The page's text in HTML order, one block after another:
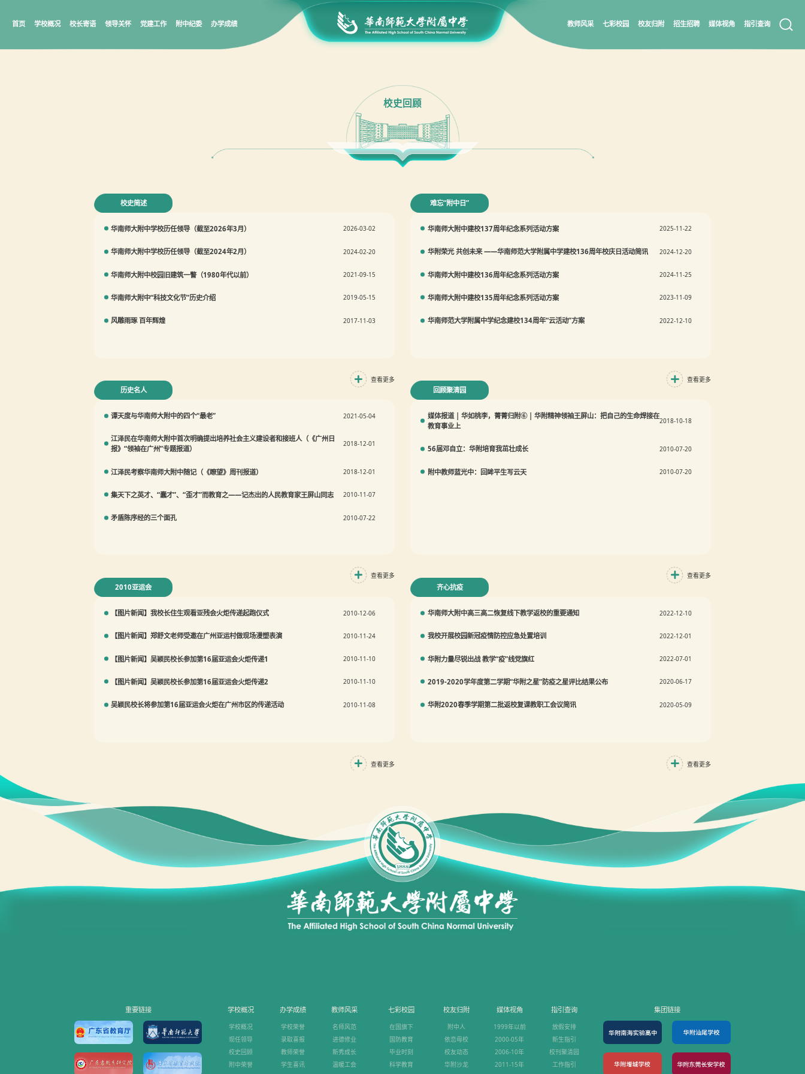
首页 学校概况 校长寄语 领导关怀 党建工作 附中纪委 办学成绩 教师风采 七彩校园 校友归附 招生招聘 媒体视角 指引查询
校史回顾
校史简述
华南师大附中学校历任领导（截至2026年3月） 2026-03-02
华南师大附中学校历任领导（截至2024年2月） 2024-02-20
华南师大附中校园旧建筑一瞥（1980年代以前） 2021-09-15
华南师大附中“科技文化节”历史介绍 2019-05-15
风雕雨琢 百年辉煌 2017-11-03
查看更多
难忘“附中日”
华南师大附中建校137周年纪念系列活动方案 2025-11-22
华附荣光 共创未来 ——华南师范大学附属中学建校136周年校庆日活动简讯 2024-12-20
华南师大附中建校136周年纪念系列活动方案 2024-11-25
华南师大附中建校135周年纪念系列活动方案 2023-11-09
华南师范大学附属中学纪念建校134周年“云活动”方案 2022-12-10
查看更多
历史名人
谭天度与华南师大附中的四个“最老” 2021-05-04
江泽民在华南师大附中首次明确提出培养社会主义建设者和接班人（《广州日
报》“领袖在广州”专题报道）
2018-12-01
江泽民考察华南师大附中随记（《瞭望》周刊报道） 2018-12-01
集天下之英才、“蠢才”、“歪才”而教育之——记杰出的人民教育家王屏山同志 2010-11-07
矛盾陈序经的三个面孔 2010-07-22
查看更多
回顾聚清园
媒体报道 | 华如桃李，菁菁归附⑥ | 华附精神领袖王屏山：把自己的生命焊接在
教育事业上
2018-10-18
56届邓自立：华附培育我茁壮成长 2010-07-20
附中教师蓝光中：回眸平生写云天 2010-07-20
查看更多
2010亚运会
【图片新闻】我校长住生观看亚残会火炬传递起跑仪式 2010-12-06
【图片新闻】郑舒文老师受邀在广州亚运村做现场漫塑表演 2010-11-24
【图片新闻】吴颖民校长参加第16届亚运会火炬传递1 2010-11-10
【图片新闻】吴颖民校长参加第16届亚运会火炬传递2 2010-11-10
吴颖民校长将参加第16届亚运会火炬在广州市区的传递活动 2010-11-08
查看更多
齐心抗疫
华南师大附中高三高二恢复线下教学返校的重要通知 2022-12-10
我校开展校园新冠疫情防控应急处置培训 2022-12-01
华附力量尽锐出战 教学“疫”线党旗红 2022-07-01
2019-2020学年度第二学期“华附之星”防疫之星评比结果公布 2020-06-17
华附2020春季学期第二批返校复课教职工会议简讯 2020-05-09
查看更多
重要链接 学校概况
学校概况
现任领导
校史回顾
附中荣誉
办学成绩
学校荣誉
录取喜报
教师荣誉
学生喜讯
教师风采
名师风范
进德修业
新秀成长
温暖工会
七彩校园
在国旗下
国防教育
毕业时刻
科学教育
校友归附
附中人
依恋母校
校友动态
华附沙龙
媒体视角
1999年以前
2000-05年
2006-10年
2011-15年
指引查询
放假安排
新生指引
校刊聚清园
工作指引
集团链接